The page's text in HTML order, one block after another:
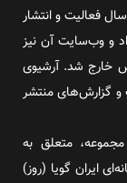
روز آنلاین روزنامه‌ای اینترنتی بود که پس از طول ۱۲ سال فعالیت و انتشار
پایان داد و وب‌سایت آن نیز
خارج شد. آرشیوی
و گزارش‌های منتشر
متعلق به
ایران گویا (روز)